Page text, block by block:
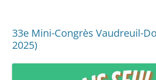
33e Mini-Congrès Vaudreuil-
2025)